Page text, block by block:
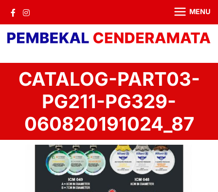
MENU
CATALOG-PART03-
PG211-PG329-
060820191024_87